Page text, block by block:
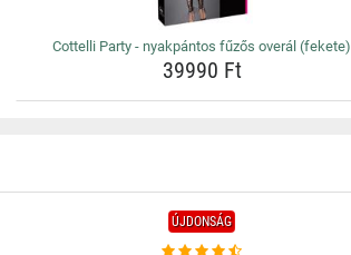
Cottelli Party - nyakpántos fűzős overál (fekete)
39990 Ft
ÚJDONSÁG